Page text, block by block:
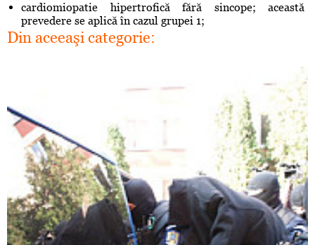
cardiomiopatie hipertrofică fără sincope; această
prevedere se aplică în cazul grupei 1;
Din aceeaşi categorie: